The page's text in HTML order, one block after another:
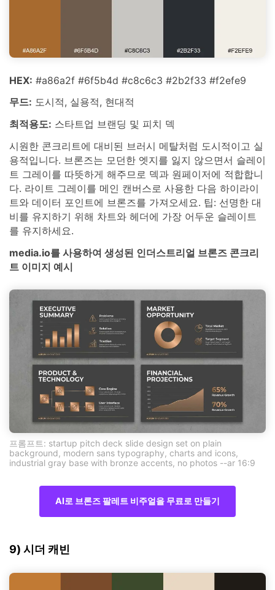
HEX: #a86a2f #6f5b4d #c8c6c3 #2b2f33 #f2efe9
무드: 도시적, 실용적, 현대적
최적용도: 스타트업 브랜딩 및 피치 덱
시원한 콘크리트에 대비된 브러시 메탈처럼 도시적이고 실
용적입니다. 브론즈는 모던한 엣지를 잃지 않으면서 슬레이
트 그레이를 따뜻하게 해주므로 덱과 원페이저에 적합합니
다. 라이트 그레이를 메인 캔버스로 사용한 다음 하이라이
트와 데이터 포인트에 브론즈를 가져오세요. 팁: 선명한 대
비를 유지하기 위해 차트와 헤더에 가장 어두운 슬레이트
를 유지하세요.
media.io를 사용하여 생성된 인더스트리얼 브론즈 콘크리
트 이미지 예시
프롬프트: startup pitch deck slide design set on plain
background, modern sans typography, charts and icons,
industrial gray base with bronze accents, no photos --ar 16:9
AI로 브론즈 팔레트 비주얼을 무료로 만들기
9) 시더 캐빈